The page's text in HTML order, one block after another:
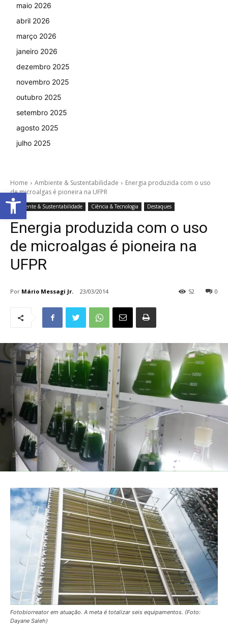
maio 2026
abril 2026
março 2026
janeiro 2026
dezembro 2025
novembro 2025
outubro 2025
setembro 2025
agosto 2025
julho 2025